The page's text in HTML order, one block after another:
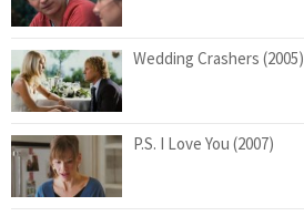
Wedding Crashers (2005)
P.S. I Love You (2007)